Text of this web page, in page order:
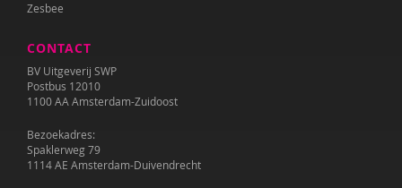
Mandy Pijl
Elke van Riel
Ellen Rutgeerts
Pauline Slot
Zesbee
CONTACT
BV Uitgeverij SWP
Postbus 12010
1100 AA Amsterdam-Zuidoost
Bezoekadres:
Spaklerweg 79
1114 AE Amsterdam-Duivendrecht